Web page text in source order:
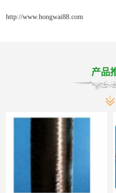
http://www.hongwai88.com
产品